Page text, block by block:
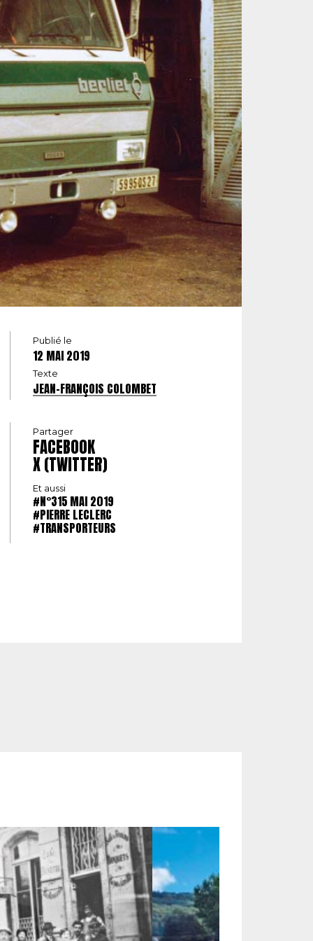
Publié le
12 MAI 2019
Texte
JEAN-FRANÇOIS COLOMBET
Partager
FACEBOOK
X (TWITTER)
Et aussi
#N°315 MAI 2019
#PIERRE LECLERC
#TRANSPORTEURS